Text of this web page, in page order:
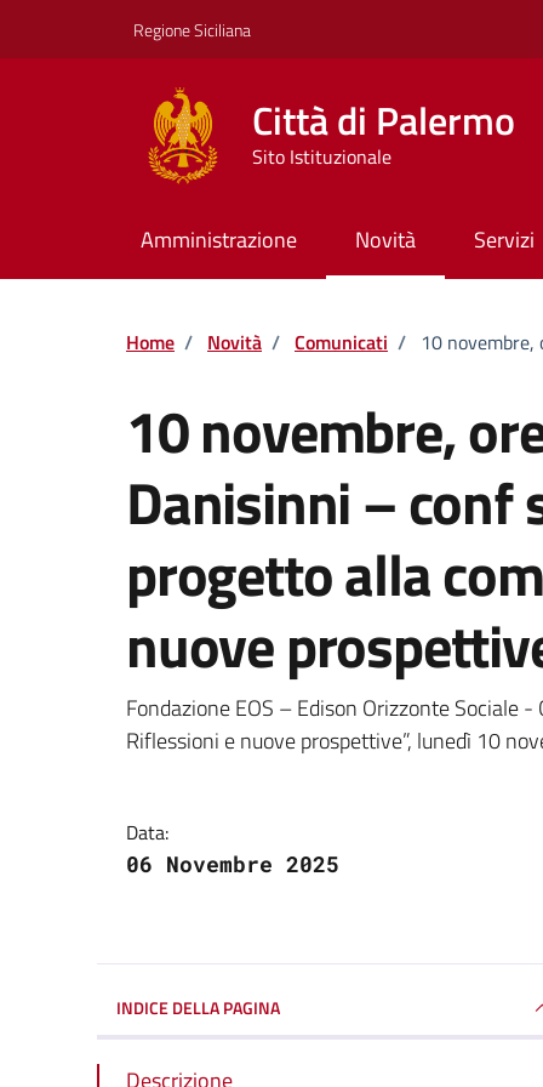
Regione Siciliana
Città di Palermo
Sito Istituzionale
Amministrazione Novità Servizi
Home / Novità / Comunicati / 10
10 novembre,
Danisinni – conf
progetto alla
nuove
Dettagli della
Fondazione EOS – Edison Orizzonte Sociale
Riflessioni e nuove prospettive”, lunedì 10
Data:
06 Novembre 2025
INDICE DELLA PAGINA
Descrizione